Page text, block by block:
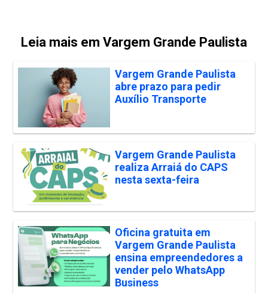
Leia mais em Vargem Grande Paulista
Vargem Grande Paulista
abre prazo para pedir
Auxílio Transporte
Vargem Grande Paulista
realiza Arraiá do CAPS
nesta sexta-feira
Oficina gratuita em
Vargem Grande Paulista
ensina empreendedores a
vender pelo WhatsApp
Business